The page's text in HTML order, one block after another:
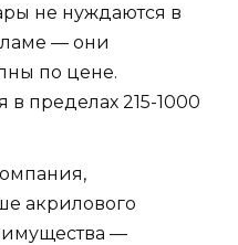
не нуждаются в
— они
по цене.
в пределах 215-1000
акрилового
—